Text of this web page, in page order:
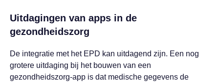
Uitdagingen van apps in de
gezondheidszorg
De integratie met het EPD kan uitdagend zijn. Een nog
grotere uitdaging bij het bouwen van een
gezondheidszorg-app is dat medische gegevens de